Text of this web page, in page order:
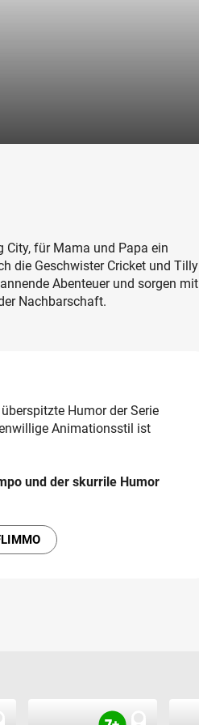
City, für Mama und Papa ein
die Geschwister Cricket und Tilly
Abenteuer und sorgen mit
Nachbarschaft.
Humor der Serie
Animationsstil ist
und der skurrile Humor